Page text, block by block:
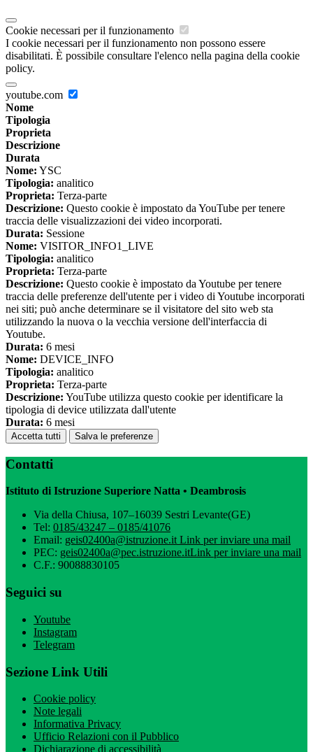
Cookie necessari per il funzionamento
I cookie necessari per il funzionamento non possono essere
disabilitati. È possibile consultare l'elenco nella pagina della cookie
policy.
youtube.com
Nome
Tipologia
Proprieta
Descrizione
Durata
Nome: YSC
Tipologia: analitico
Proprieta: Terza-parte
Descrizione: Questo cookie è impostato da YouTube per tenere
traccia delle visualizzazioni dei video incorporati.
Durata: Sessione
Nome: VISITOR_INFO1_LIVE
Tipologia: analitico
Proprieta: Terza-parte
Descrizione: Questo cookie è impostato da Youtube per tenere
traccia delle preferenze dell'utente per i video di Youtube incorporati
nei siti; può anche determinare se il visitatore del sito web sta
utilizzando la nuova o la vecchia versione dell'interfaccia di
Youtube.
Durata: 6 mesi
Nome: DEVICE_INFO
Tipologia: analitico
Proprieta: Terza-parte
Descrizione: YouTube utilizza questo cookie per identificare la
tipologia di device utilizzata dall'utente
Durata: 6 mesi
Accetta tutti Salva le preferenze
Contatti
Istituto di Istruzione Superiore Natta • Deambrosis
Via della Chiusa, 107–16039 Sestri Levante(GE)
Tel: 0185/43247 – 0185/41076
Email: geis02400a@istruzione.itLink per inviare una mail
PEC: geis02400a@pec.istruzione.itLink per inviare una mail
C.F.: 90088830105
Seguici su
Youtube
Instagram
Telegram
Sezione Link Utili
Cookie policy
Note legali
Informativa Privacy
Ufficio Relazioni con il Pubblico
Dichiarazione di accessibilità